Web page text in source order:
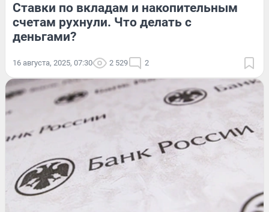
Ставки по вкладам и накопительным
счетам рухнули. Что делать с
деньгами?
16 августа, 2025, 07:30 2 529 2